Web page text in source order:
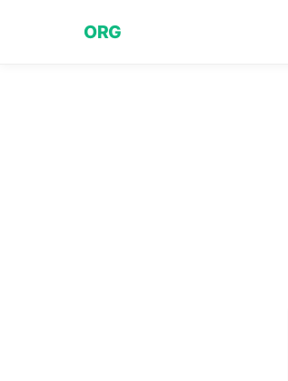
ORG